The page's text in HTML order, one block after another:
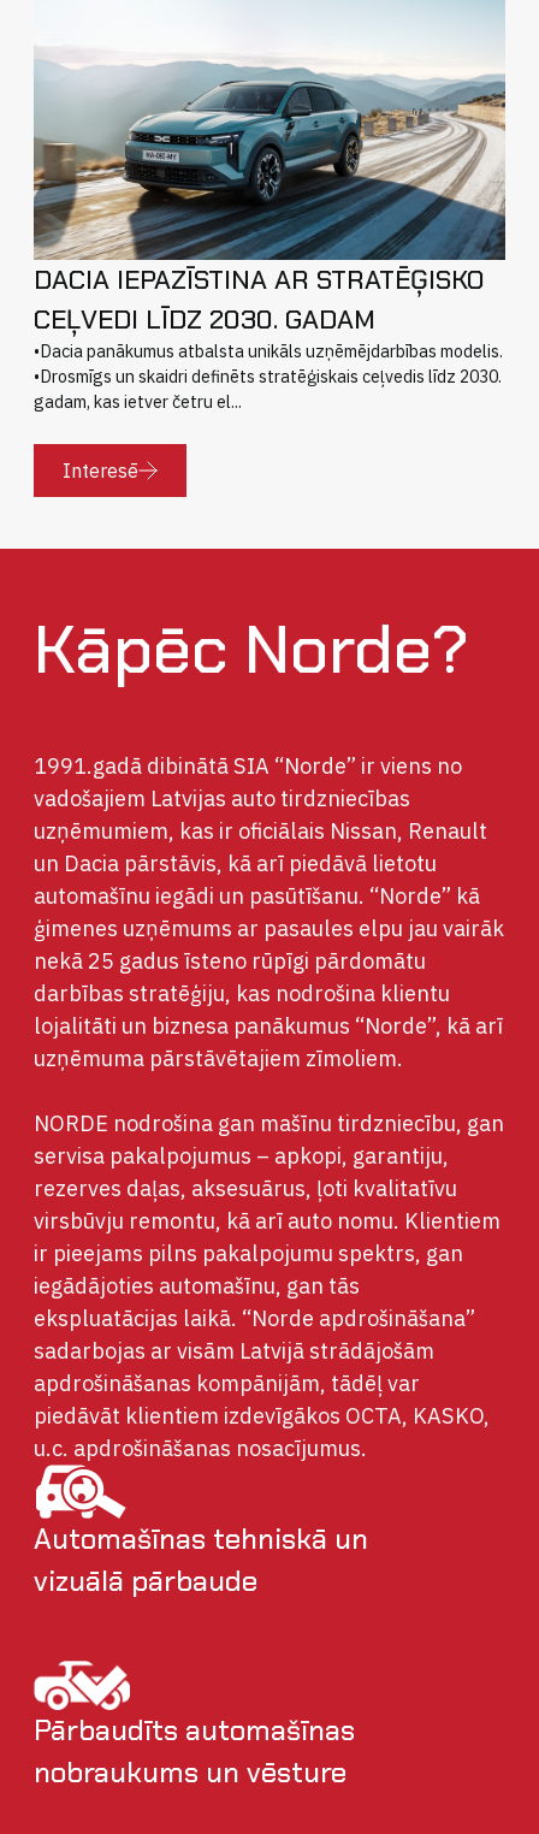
DACIA IEPAZĪSTINA AR STRATĒĢISKO
CEĻVEDI LĪDZ 2030. GADAM
•Dacia panākumus atbalsta unikāls uzņēmējdarbības modelis.
•Drosmīgs un skaidri definēts stratēģiskais ceļvedis līdz 2030.
gadam, kas ietver četru el...
Interesē
Kāpēc Norde?
1991.gadā dibinātā SIA “Norde” ir viens no
vadošajiem Latvijas auto tirdzniecības
uzņēmumiem, kas ir oficiālais Nissan, Renault
un Dacia pārstāvis, kā arī piedāvā lietotu
automašīnu iegādi un pasūtīšanu. “Norde” kā
ģimenes uzņēmums ar pasaules elpu jau vairāk
nekā 25 gadus īsteno rūpīgi pārdomātu
darbības stratēģiju, kas nodrošina klientu
lojalitāti un biznesa panākumus “Norde”, kā arī
uzņēmuma pārstāvētajiem zīmoliem.
NORDE nodrošina gan mašīnu tirdzniecību, gan
servisa pakalpojumus – apkopi, garantiju,
rezerves daļas, aksesuārus, ļoti kvalitatīvu
virsbūvju remontu, kā arī auto nomu. Klientiem
ir pieejams pilns pakalpojumu spektrs, gan
iegādājoties automašīnu, gan tās
ekspluatācijas laikā. “Norde apdrošināšana”
sadarbojas ar visām Latvijā strādājošām
apdrošināšanas kompānijām, tādēļ var
piedāvāt klientiem izdevīgākos OCTA, KASKO,
u.c. apdrošināšanas nosacījumus.
Automašīnas tehniskā un
vizuālā pārbaude
Pārbaudīts automašīnas
nobraukums un vēsture